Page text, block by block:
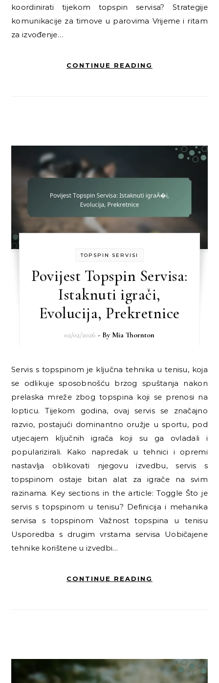
koordinirati tijekom topspin servisa? Strategije
komunikacije za timove u parovima Vrijeme i ritam
za izvođenje…
CONTINUE READING
TOPSPIN SERVISI
Povijest Topspin Servisa:
Istaknuti igrači,
Evolucija, Prekretnice
02/02/2026 - By Mia Thornton
Servis s topspinom je ključna tehnika u tenisu, koja
se odlikuje sposobnošću brzog spuštanja nakon
prelaska mreže zbog topspina koji se prenosi na
lopticu. Tijekom godina, ovaj servis se značajno
razvio, postajući dominantno oružje u sportu, pod
utjecajem ključnih igrača koji su ga ovladali i
popularizirali. Kako napredak u tehnici i opremi
nastavlja oblikovati njegovu izvedbu, servis s
topspinom ostaje bitan alat za igrače na svim
razinama. Key sections in the article: Toggle Što je
servis s topspinom u tenisu? Definicija i mehanika
servisa s topspinom Važnost topspina u tenisu
Usporedba s drugim vrstama servisa Uobičajene
tehnike korištene u izvedbi…
CONTINUE READING